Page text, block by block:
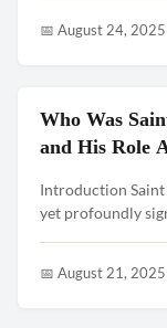
📅 August 24, 2025
CHURCH &
Who Was
and His Role
Introduction
yet profoundly
📅 August 21, 2025